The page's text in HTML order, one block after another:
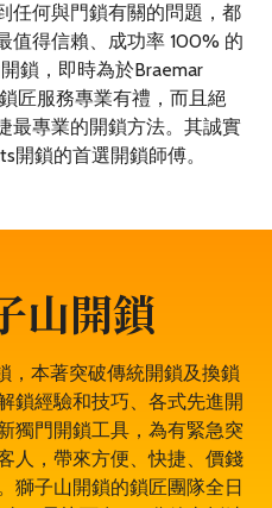
任何與門鎖有關的問題，都
值得信賴、成功率 100% 的
鎖，即時為於Braemar
匠服務專業有禮，而且絕
最專業的開鎖方法。其誠實
開鎖的首選開鎖師傅。
山開鎖
，本著突破傳統開鎖及換鎖
鎖經驗和技巧、各式先進開
獨門開鎖工具，為有緊急突
人，帶來方便、快捷、價錢
獅子山開鎖的鎖匠團隊全日